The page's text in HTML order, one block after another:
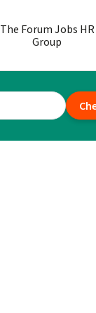
The Forum Jobs HR
Group